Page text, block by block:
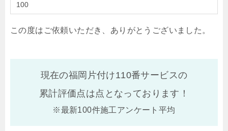
100
この度はご依頼いただき、ありがとうございました。
現在の福岡片付け110番サービスの
累計評価点は点となっております！
※最新100件施工アンケート平均